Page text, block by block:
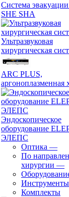
Система
SHE SHA
Ультразвуковая
хирургическая
ARC PLUS,
аргоноплазменная
Эндоскопическое
оборудование
ЭЛЕПС
Оптика —
По
хирургии —
Инструменты
Комплекты